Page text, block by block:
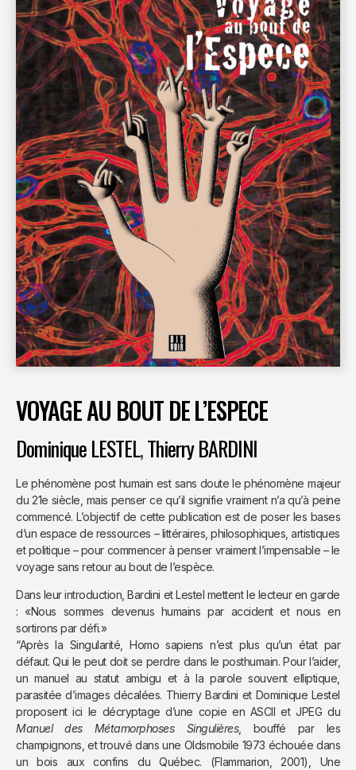
VOYAGE AU BOUT DE L’ESPECE
Dominique LESTEL,Thierry BARDINI
Le phénomène post humain est sans doute le phénomène majeur
du 21e siècle, mais penser ce qu’il signifie vraiment n’a qu’à peine
commencé. L’objectif de cette publication est de poser les bases
d’un espace de ressources – littéraires, philosophiques, artistiques
et politique – pour commencer à penser vraiment l’impensable – le
voyage sans retour au bout de l’espèce.
Dans leur introduction, Bardini et Lestel mettent le lecteur en garde
: «Nous sommes devenus humains par accident et nous en
sortirons par défi.»
“Après la Singularité, Homo sapiens n’est plus qu’un état par
défaut. Qui le peut doit se perdre dans le posthumain. Pour l’aider,
un manuel au statut ambigu et à la parole souvent elliptique,
parasitée d’images décalées. Thierry Bardini et Dominique Lestel
proposent ici le décryptage d’une copie en ASCII et JPEG du
Manuel des Métamorphoses Singulières, bouffé par les
champignons, et trouvé dans une Oldsmobile 1973 échouée dans
un bois aux confins du Québec. (Flammarion, 2001), Une